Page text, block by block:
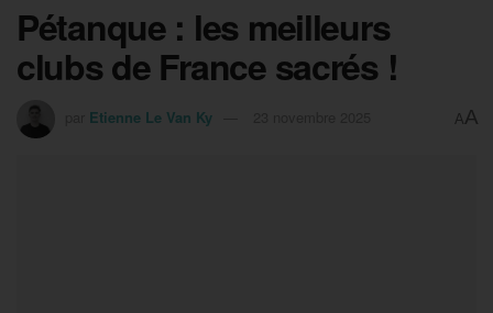
Pétanque : les meilleurs
clubs de France sacrés !
Etienne Le Van Ky AA